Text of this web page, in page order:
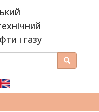
і газу
Пошук